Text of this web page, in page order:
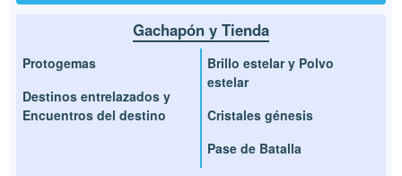
Gachapón y Tienda
Protogemas
Destinos entrelazados y
Encuentros del destino
Brillo estelar y Polvo
estelar
Cristales génesis
Pase de Batalla